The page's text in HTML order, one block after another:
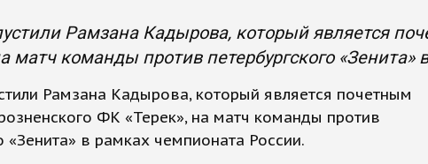
Рамзана Кадырова, который является
матч команды против петербургского
Рамзана Кадырова, который является почетным
ФК «Терек», на матч команды против
«Зенита» в рамках чемпионата России.